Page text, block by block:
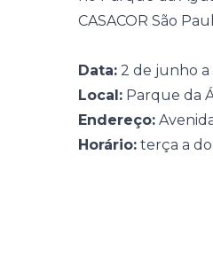
CASACOR São
Data: 2 de junho
Local: Parque da
Endereço:
Horário: terça a